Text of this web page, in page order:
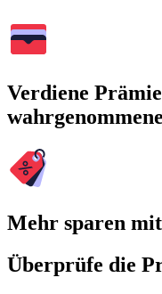
Verdiene
Mehr sparen
Überprüfe die